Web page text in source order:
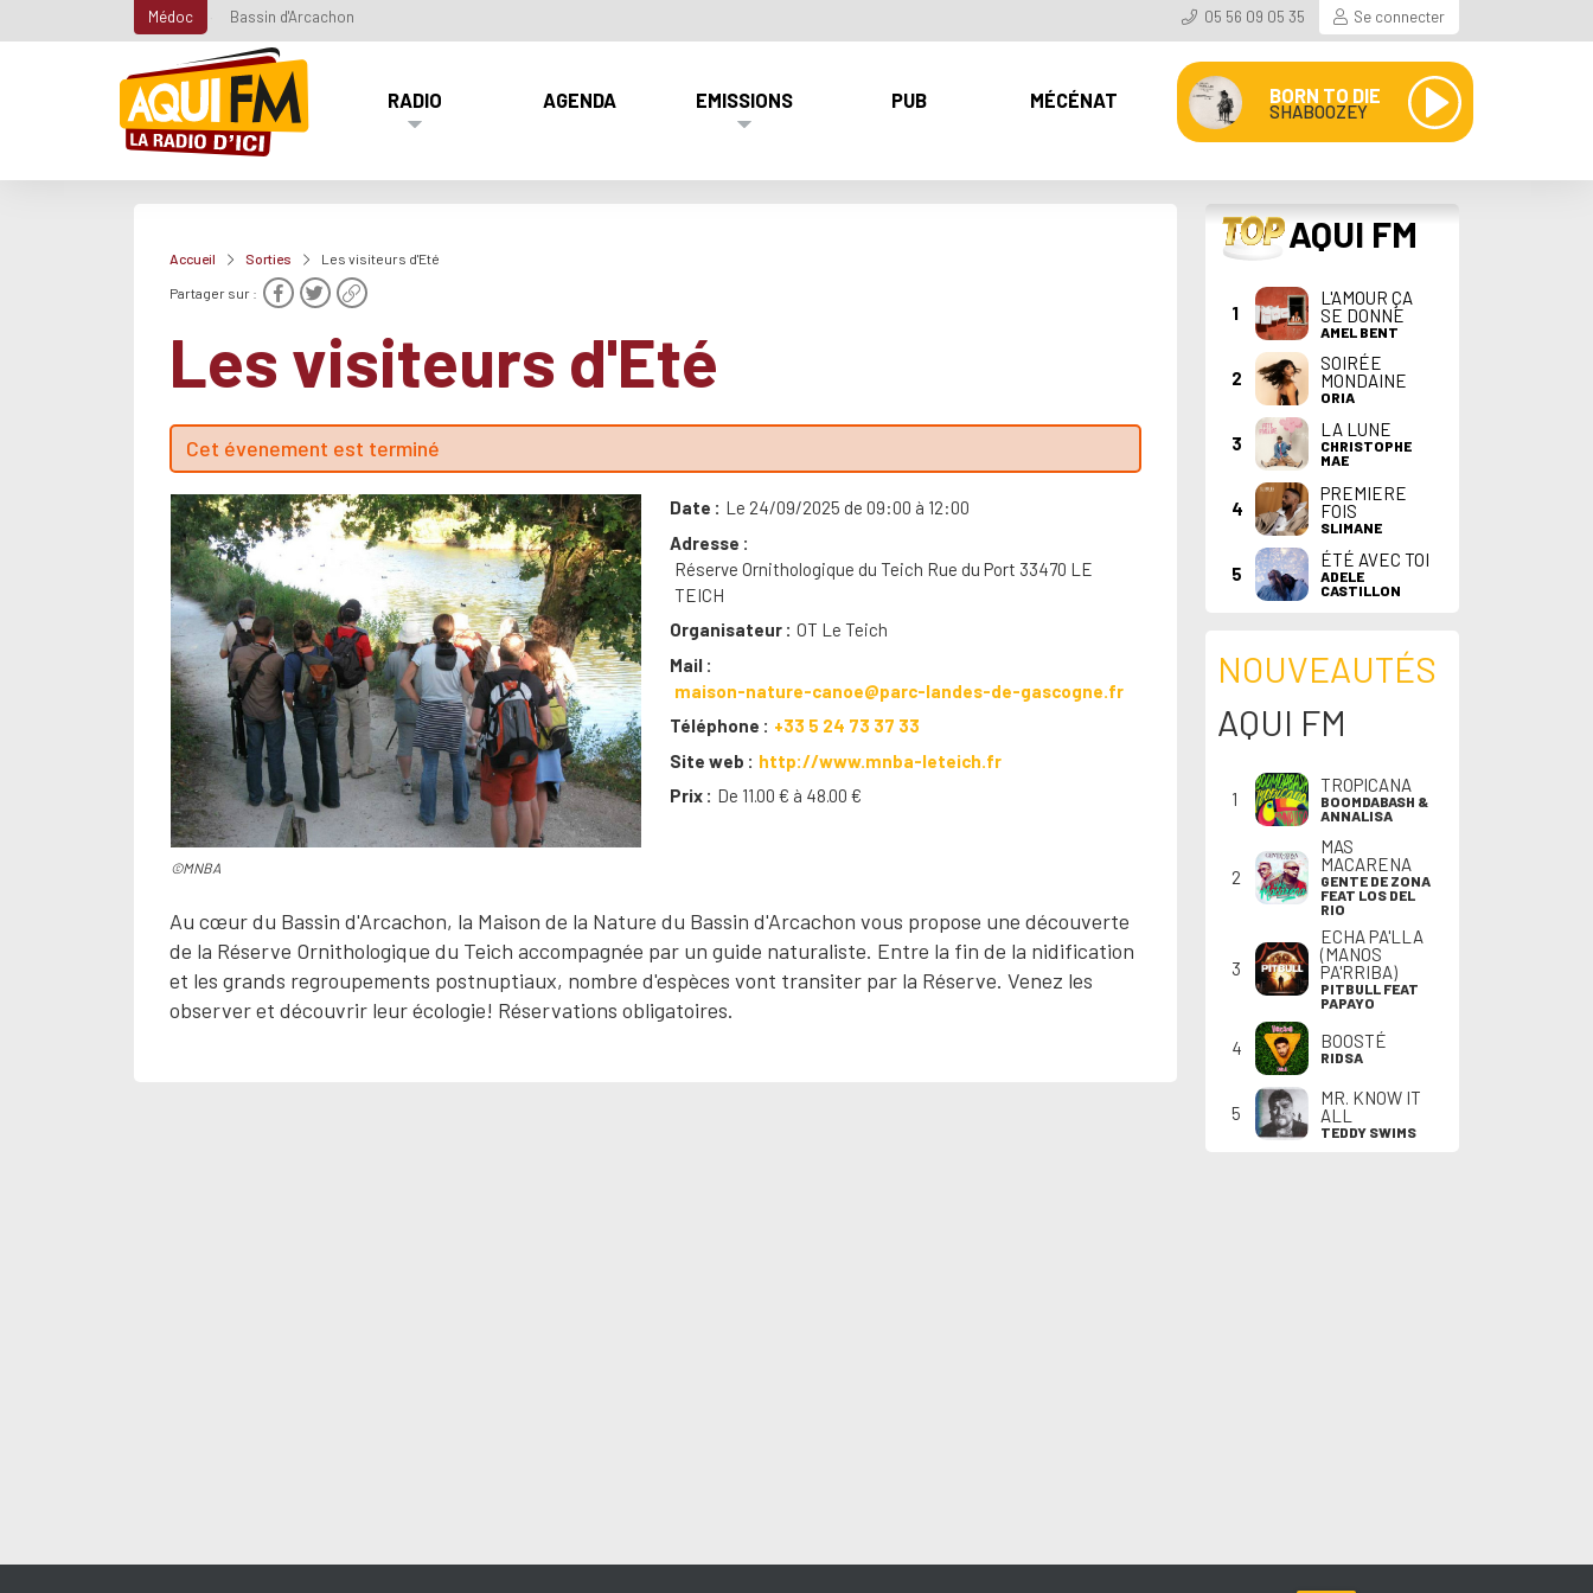
Médoc Bassin d'Arcachon 05 56 09 05 35 Se connecter
RADIO AGENDA EMISSIONS PUB MÉCÉNAT BORN TO DIE
SHABOOZEY
Accueil Sorties Les visiteurs d'Eté
Partager sur :
Les visiteurs d'Eté
Cet évenement est terminé
©MNBA
Date
Le 24/09/2025 de 09:00 à 12:00
Adresse
Réserve Ornithologique du Teich Rue du Port 33470 LE
TEICH
Organisateur
OT Le Teich
Mail
maison-nature-canoe@parc-landes-de-gascogne.fr
Téléphone
+33 5 24 73 37 33
Site web
http://www.mnba-leteich.fr
Prix
De 11.00 € à 48.00 €
Au cœur du Bassin d'Arcachon, la Maison de la Nature du Bassin d'Arcachon vous propose une découverte
de la Réserve Ornithologique du Teich accompagnée par un guide naturaliste. Entre la fin de la nidification
et les grands regroupements postnuptiaux, nombre d'espèces vont transiter par la Réserve. Venez les
observer et découvrir leur écologie! Réservations obligatoires.
TOP AQUI FM
1
L'AMOUR ÇA
SE DONNE
AMEL BENT
2
SOIRÉE
MONDAINE
ORIA
3
LA LUNE
CHRISTOPHE
MAE
4
PREMIERE
FOIS
SLIMANE
5
ÉTÉ AVEC TOI
ADELE
CASTILLON
NOUVEAUTÉS
AQUI FM
1
TROPICANA
BOOMDABASH &
ANNALISA
2
MAS
MACARENA
GENTE DE ZONA
FEAT LOS DEL
RIO
3
ECHA PA'LLA
(MANOS
PA'RRIBA)
PITBULL FEAT
PAPAYO
4 BOOSTÉ
RIDSA
5
MR. KNOW IT
ALL
TEDDY SWIMS